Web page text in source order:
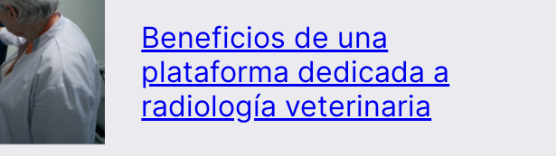
Beneficios de una
plataforma dedicada a
radiología veterinaria